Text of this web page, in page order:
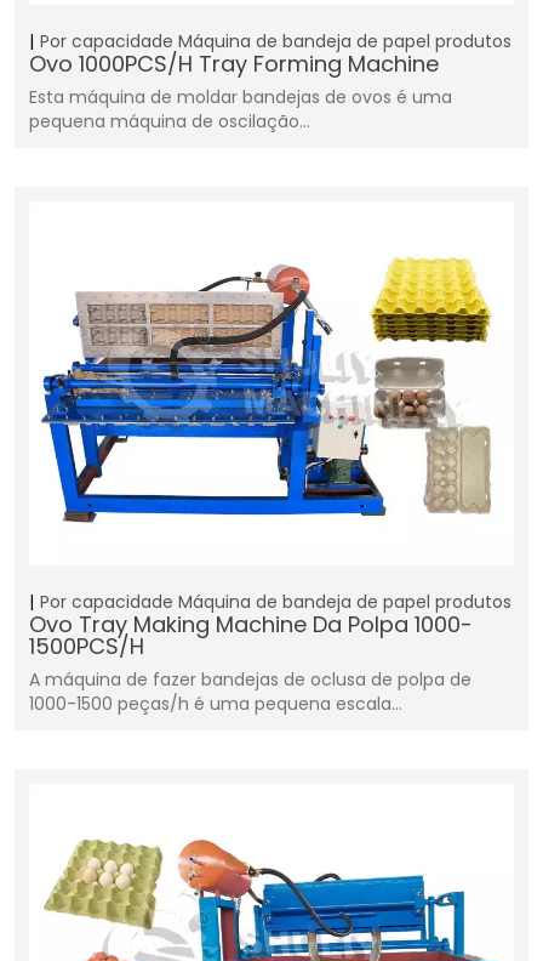
Por capacidade Máquina de bandeja de papel produtos
Ovo 1000PCS/H Tray Forming Machine
Esta máquina de moldar bandejas de ovos é uma
pequena máquina de oscilação…
Por capacidade Máquina de bandeja de papel produtos
Ovo Tray Making Machine Da Polpa 1000-
1500PCS/H
A máquina de fazer bandejas de oclusa de polpa de
1000-1500 peças/h é uma pequena escala…